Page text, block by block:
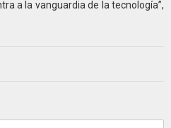
a la vanguardia de la tecnología”,